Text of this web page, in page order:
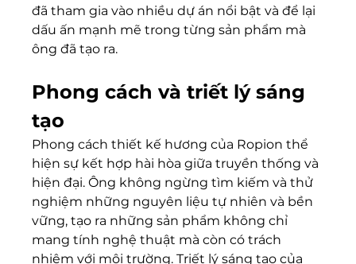
đã tham gia vào nhiều dự án nổi bật và để lại
dấu ấn mạnh mẽ trong từng sản phẩm mà
ông đã tạo ra.
Phong cách và triết lý sáng
tạo
Phong cách thiết kế hương của Ropion thể
hiện sự kết hợp hài hòa giữa truyền thống và
hiện đại. Ông không ngừng tìm kiếm và thử
nghiệm những nguyên liệu tự nhiên và bền
vững, tạo ra những sản phẩm không chỉ
mang tính nghệ thuật mà còn có trách
nhiệm với môi trường. Triết lý sáng tạo của